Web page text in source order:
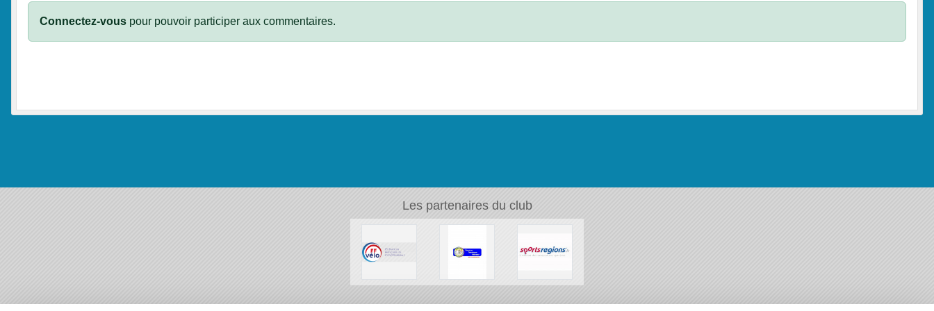
Connectez-vous pour pouvoir participer aux commentaires.
Les partenaires du club